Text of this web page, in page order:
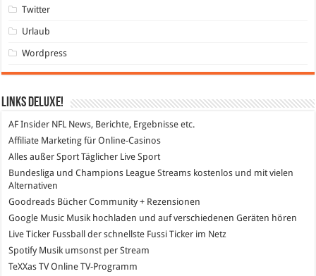
Twitter
Urlaub
Wordpress
Links DeLuXe!
AF Insider NFL News, Berichte, Ergebnisse etc.
Affiliate Marketing für Online-Casinos
Alles außer Sport Täglicher Live Sport
Bundesliga und Champions League Streams kostenlos und mit vielen
Alternativen
Goodreads Bücher Community + Rezensionen
Google Music Musik hochladen und auf verschiedenen Geräten hören
Live Ticker Fussball der schnellste Fussi Ticker im Netz
SpotifyMusik umsonst per Stream
TeXXas TVOnline TV-Programm